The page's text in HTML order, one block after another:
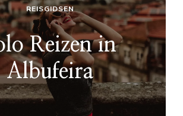
REISGIDSEN
Reizen in
Albufeira